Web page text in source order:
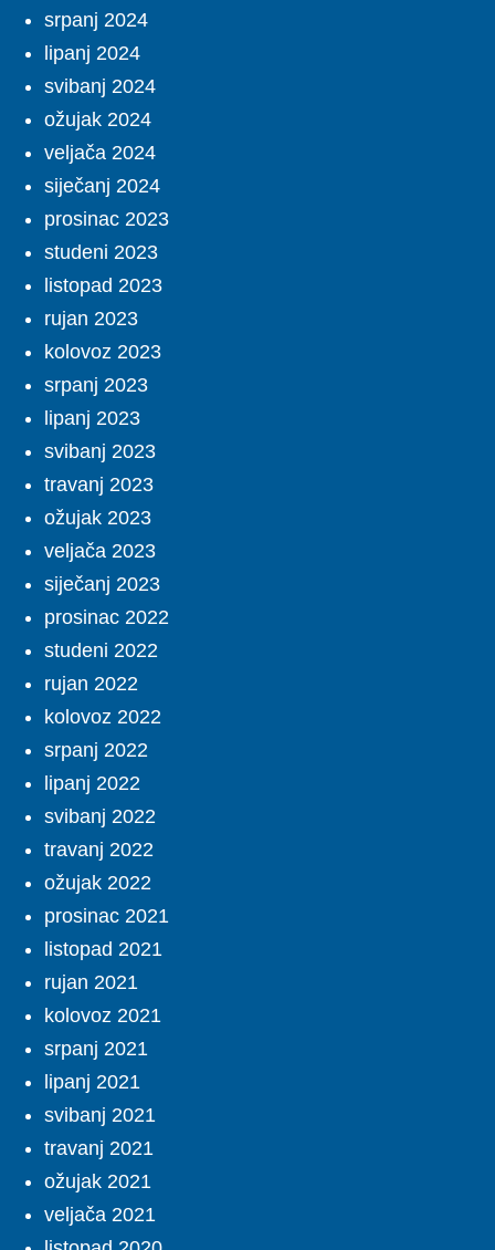
srpanj 2024
lipanj 2024
svibanj 2024
ožujak 2024
veljača 2024
siječanj 2024
prosinac 2023
studeni 2023
listopad 2023
rujan 2023
kolovoz 2023
srpanj 2023
lipanj 2023
svibanj 2023
travanj 2023
ožujak 2023
veljača 2023
siječanj 2023
prosinac 2022
studeni 2022
rujan 2022
kolovoz 2022
srpanj 2022
lipanj 2022
svibanj 2022
travanj 2022
ožujak 2022
prosinac 2021
listopad 2021
rujan 2021
kolovoz 2021
srpanj 2021
lipanj 2021
svibanj 2021
travanj 2021
ožujak 2021
veljača 2021